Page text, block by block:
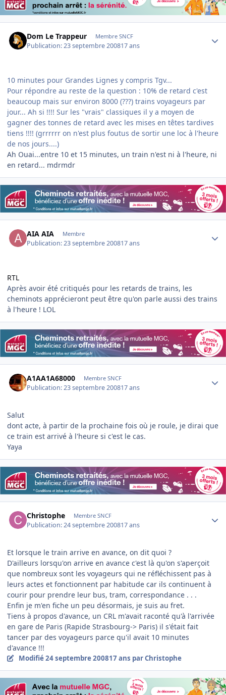
Dom Le Trappeur Membre SNCF
Publication:23 septembre 200817 ans
10 minutes pour Grandes Lignes y compris Tgv...
Pour répondre au reste de la question : 10% de retard c'est
beaucoup mais sur environ 8000 (???) trains voyageurs par
jour... Ah si !!!! Sur les "vrais" classiques il y a moyen de
gagner des tonnes de retard avec les mises en têtes tardives
tiens !!!! (grrrrrr on n'est plus foutus de sortir une loc à l'heure
de nos jours....)
Ah Ouai...entre 10 et 15 minutes, un train n'est ni à l'heure, ni
en retard... mdrmdr
AIA AIA Membre
Publication:23 septembre 200817 ans
RTL
Après avoir été critiqués pour les retards de trains, les
cheminots apprécieront peut être qu'on parle aussi des trains
à l'heure ! LOL
A1AA1A68000 Membre SNCF
Publication:23 septembre 200817 ans
Salut
dont acte, à partir de la prochaine fois où je roule, je dirai que
ce train est arrivé à l'heure si c'est le cas.
Yaya
Christophe Membre SNCF
Publication:24 septembre 200817 ans
Et lorsque le train arrive en avance, on dit quoi ?
D'ailleurs lorsqu'on arrive en avance c'est là qu'on s'aperçoit
que nombreux sont les voyageurs qui ne réfléchissent pas à
leurs actes et fonctionnent par habitude car ils continuent à
courir pour prendre leur bus, tram, correspondance . . .
Enfin je m'en fiche un peu désormais, je suis au fret.
Tiens à propos d'avance, un CRL m'avait raconté qu'à l'arrivée
en gare de Paris (Rapide Strasbourg-> Paris) il s'était fait
tancer par des voyageurs parce qu'il avait 10 minutes
d'avance !!!
Modifié24 septembre 200817 ans par Christophe